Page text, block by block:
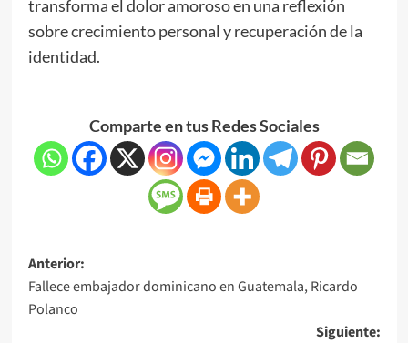
transforma el dolor amoroso en una reflexión
sobre crecimiento personal y recuperación de la
identidad.
Comparte en tus Redes Sociales
Anterior:
Fallece embajador dominicano en Guatemala, Ricardo
Polanco
Siguiente: